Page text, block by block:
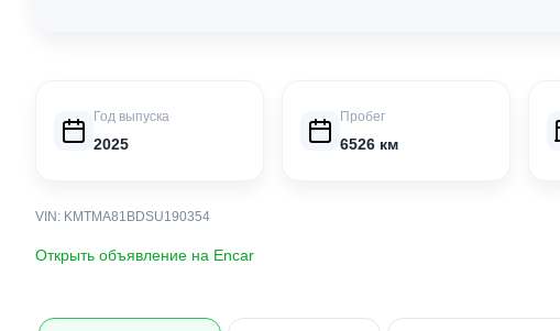
Год выпуска
2025
Пробег
6526 км
VIN: KMTMA81BDSU190354
Открыть объявление на Encar